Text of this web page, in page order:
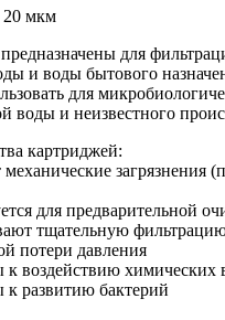
20 мкм
для
и воды бытового
для
воды и неизвестного
картриджей:
загрязнения
для предварительной
тщательную
потери давления
к воздействию химических
к развитию бактерий